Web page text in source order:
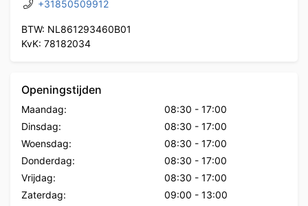
+31850509912
BTW: NL861293460B01
KvK: 78182034
Openingstijden
Maandag: 08:30 - 17:00
Dinsdag:
08:30 - 17:00
Woensdag:
08:30 - 17:00
Donderdag:
08:30 - 17:00
Vrijdag:
08:30 - 17:00
Zaterdag:
09:00 - 13:00